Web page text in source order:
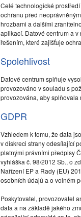
Celé technologické
ochranu před
hrozbami a dalšími
aplikací. Datové centrum a
řešením, které zajišťuje
Spolehlivost
Datové centrum splňuje
provozováno v souladu s
provozována, aby splňovala
GDPR
Vzhledem k tomu, že data
v diskreci strany odesílající
platnými právními předpisy
vyhláška č. 98/2012 Sb., o
Nařízení EP a Rady (EU)
osobních údajů a o volném
Poskytovatel, provozovatel
data a na základě jakého